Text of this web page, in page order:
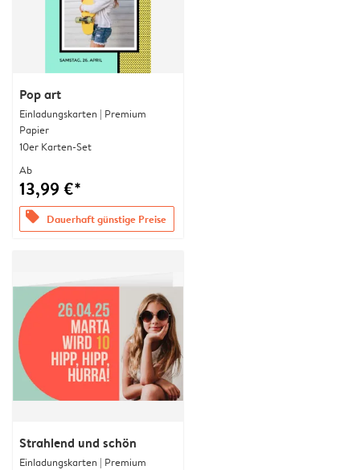
Pop art
Einladungskarten | Premium
Papier
10er Karten-Set
Ab
13,99 €*
offers Dauerhaft günstige Preise
Strahlend und schön
Einladungskarten | Premium